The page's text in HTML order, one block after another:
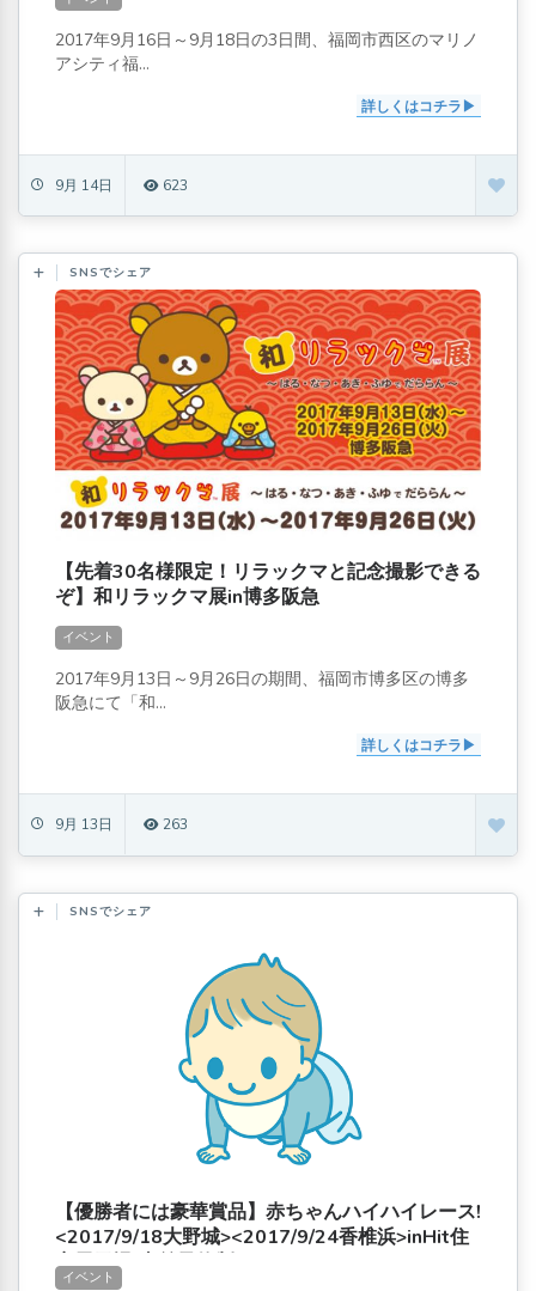
マリノア)
2017年9月16日～9月18日の3日間、福岡市西区のマリノ
アシティ福...
詳しくはコチラ
9月 14日 623
SNSでシェア
【先着30名様限定！リラックマと記念撮影できる
ぞ】和リラックマ展in博多阪急
イベント
2017年9月13日～9月26日の期間、福岡市博多区の博多
阪急にて「和...
詳しくはコチラ
9月 13日 263
SNSでシェア
【優勝者には豪華賞品】赤ちゃんハイハイレース!
<2017/9/18大野城><2017/9/24香椎浜>inHit住
宅展示場[事前予約制]
イベント